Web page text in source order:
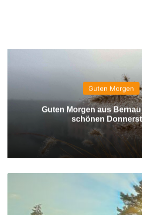
Guten Morgen
Guten Morgen aus
schönen